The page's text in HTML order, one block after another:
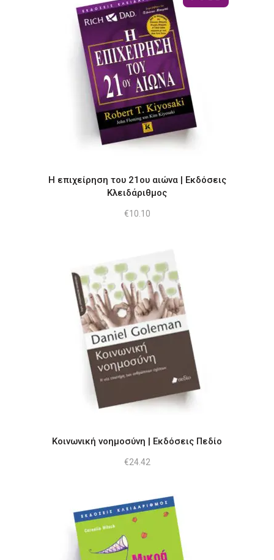
H επιχείρηση του 21ου αιώνα | Εκδόσεις
Κλειδάριθμος
€10.10
Κοινωνική νοημοσύνη | Εκδόσεις Πεδίο
€24.42